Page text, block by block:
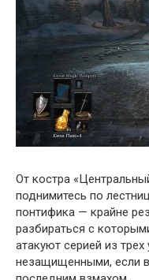
От костра
поднимитесь по
понтифика — крайне
разбираться с
атакуют серией из
незащищенными, если